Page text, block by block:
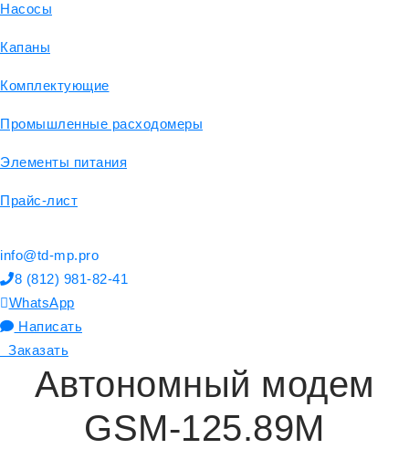
Насосы
Капаны
Комплектующие
Промышленные расходомеры
Элементы питания
Прайс-лист
info@td-mp.pro
8 (812) 981-82-41
WhatsApp
Написать
Заказать
Автономный модем
GSM-125.89M